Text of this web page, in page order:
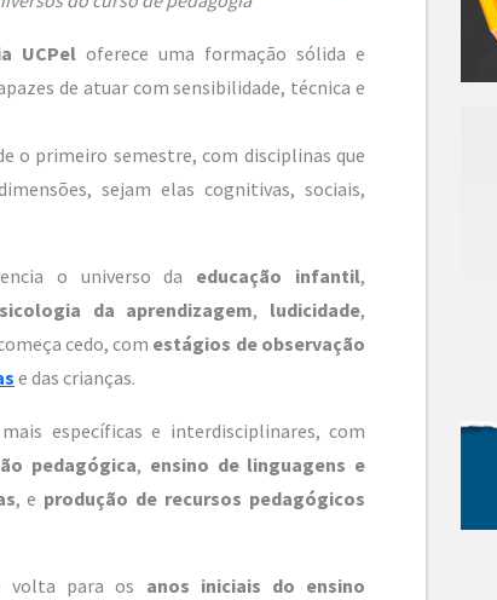
UCPel oferece uma formação sólida e
de atuar com sensibilidade, técnica e
o primeiro semestre, com disciplinas que
sejam elas cognitivas, sociais,
o universo da educação infantil,
da aprendizagem, ludicidade,
cedo, com estágios de observação
e das crianças.
específicas e interdisciplinares, com
pedagógica, ensino de linguagens e
, e produção de recursos pedagógicos
para os anos iniciais do ensino